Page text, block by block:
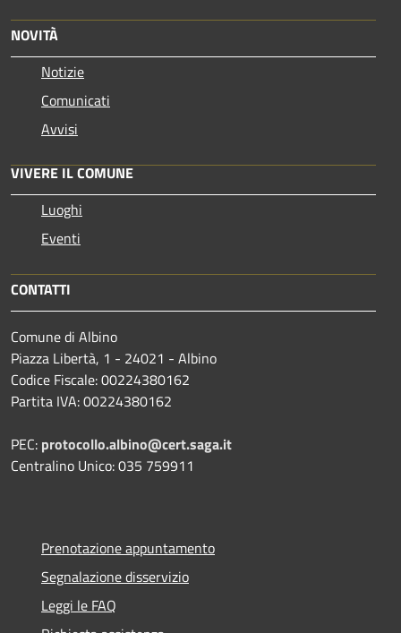
NOVITÀ
Notizie
Comunicati
Avvisi
VIVERE IL COMUNE
Luoghi
Eventi
CONTATTI
Comune di Albino
Piazza Libertà, 1 - 24021 - Albino
Codice Fiscale: 00224380162
Partita IVA: 00224380162
PEC: protocollo.albino@cert.saga.it
Centralino Unico: 035 759911
Prenotazione appuntamento
Segnalazione disservizio
Leggi le FAQ